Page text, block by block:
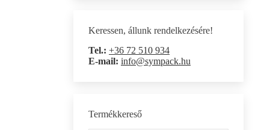
Keressen, állunk rendelkezésére!
Tel.: +36 72 510 934
E-mail: info@sympack.hu
Termékkereső